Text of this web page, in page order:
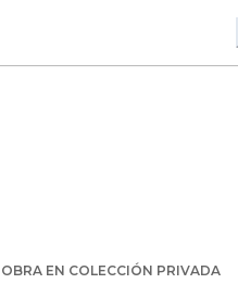
OBRA EN COLECCIÓN PRIVADA